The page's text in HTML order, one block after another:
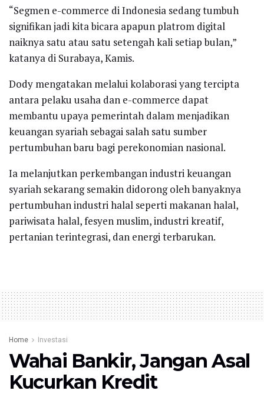
“Segmen e-commerce di Indonesia sedang tumbuh
signifikan jadi kita bicara apapun platrom digital
naiknya satu atau satu setengah kali setiap bulan,”
katanya di Surabaya, Kamis.
Dody mengatakan melalui kolaborasi yang tercipta
antara pelaku usaha dan e-commerce dapat
membantu upaya pemerintah dalam menjadikan
keuangan syariah sebagai salah satu sumber
pertumbuhan baru bagi perekonomian nasional.
Ia melanjutkan perkembangan industri keuangan
syariah sekarang semakin didorong oleh banyaknya
pertumbuhan industri halal seperti makanan halal,
pariwisata halal, fesyen muslim, industri kreatif,
pertanian terintegrasi, dan energi terbarukan.
Home Investasi
Wahai Bankir, Jangan Asal
Kucurkan Kredit